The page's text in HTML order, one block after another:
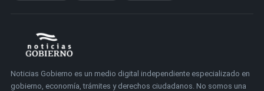
Noticias Gobierno es un medio digital independiente especializado en
gobierno, economía, trámites y derechos ciudadanos. No somos una